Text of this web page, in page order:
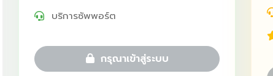
บริการซัพพอร์ต
กรุณาเข้าสู่ระบบ